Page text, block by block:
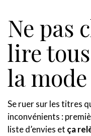
Ne pas
lire
la mode
Se ruer sur les titres
inconvénients :
liste d’envies et ça